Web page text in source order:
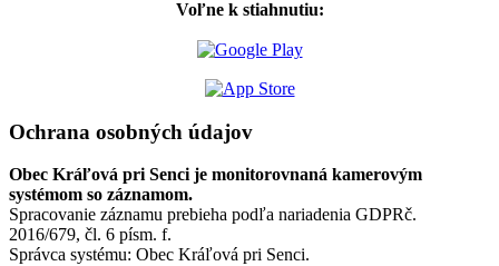
Voľne k stiahnutiu:
Ochrana osobných údajov
Obec Kráľová pri Senci je monitorovnaná kamerovým
systémom so záznamom.
Spracovanie záznamu prebieha podľa nariadenia GDPRč.
2016/679, čl. 6 písm. f.
Správca systému: Obec Kráľová pri Senci.